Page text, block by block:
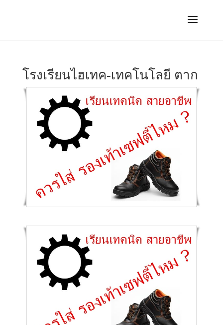
โรงเรียนไฮเทค-เทคโนโลยี ตาก